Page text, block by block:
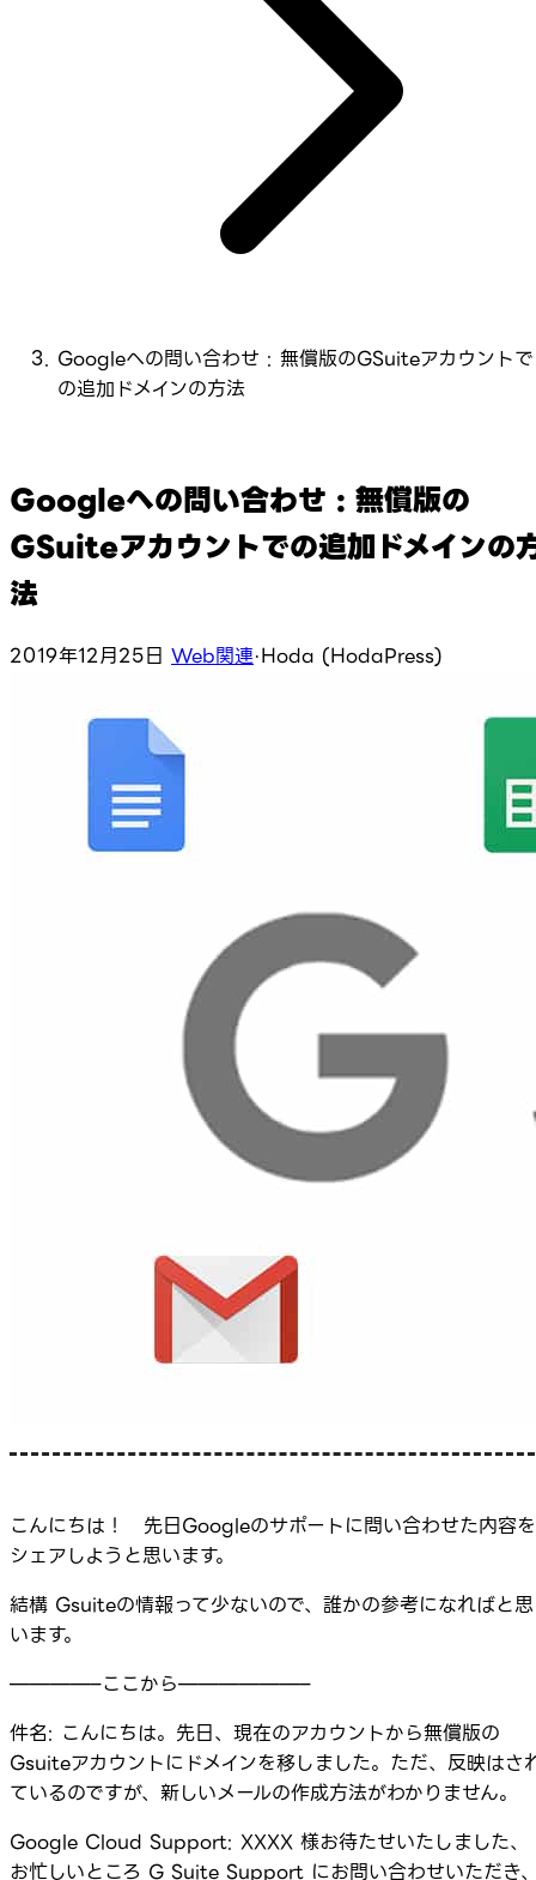
Googleへの問い合わせ : 無償版のGSuiteアカウントで
の追加ドメインの方法
Googleへの問い合わせ : 無償版の
GSuiteアカウントでの追加ドメインの
法
2019年12月25日 Web関連·Hoda (HodaPress)
こんにちは！ 先日Googleのサポートに問い合わせた内容を
シェアしようと思います。
結構 Gsuiteの情報って少ないので、誰かの参考になればと思
います。
————–ここから——————–
件名: こんにちは。先日、現在のアカウントから無償版の
Gsuiteアカウントにドメインを移しました。ただ、反映はさ
ているのですが、新しいメールの作成方法がわかりません。
Google Cloud Support: XXXX 様お待たせいたしました、
お忙しいところ G Suite Support にお問い合わせいただき